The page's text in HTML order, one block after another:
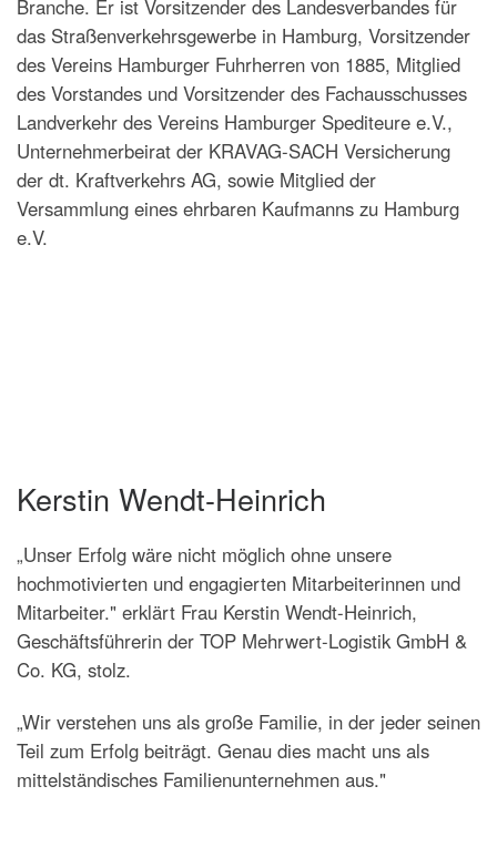
Branche. Er ist Vorsitzender des Landesverbandes für
das Straßenverkehrsgewerbe in Hamburg, Vorsitzender
des Vereins Hamburger Fuhrherren von 1885, Mitglied
des Vorstandes und Vorsitzender des Fachausschusses
Landverkehr des Vereins Hamburger Spediteure e.V.,
Unternehmerbeirat der KRAVAG-SACH Versicherung
der dt. Kraftverkehrs AG, sowie Mitglied der
Versammlung eines ehrbaren Kaufmanns zu Hamburg
e.V.
Kerstin Wendt-Heinrich
„Unser Erfolg wäre nicht möglich ohne unsere
hochmotivierten und engagierten Mitarbeiterinnen und
Mitarbeiter." erklärt Frau Kerstin Wendt-Heinrich,
Geschäftsführerin der TOP Mehrwert-Logistik GmbH &
Co. KG, stolz.
„Wir verstehen uns als große Familie, in der jeder seinen
Teil zum Erfolg beiträgt. Genau dies macht uns als
mittelständisches Familienunternehmen aus."